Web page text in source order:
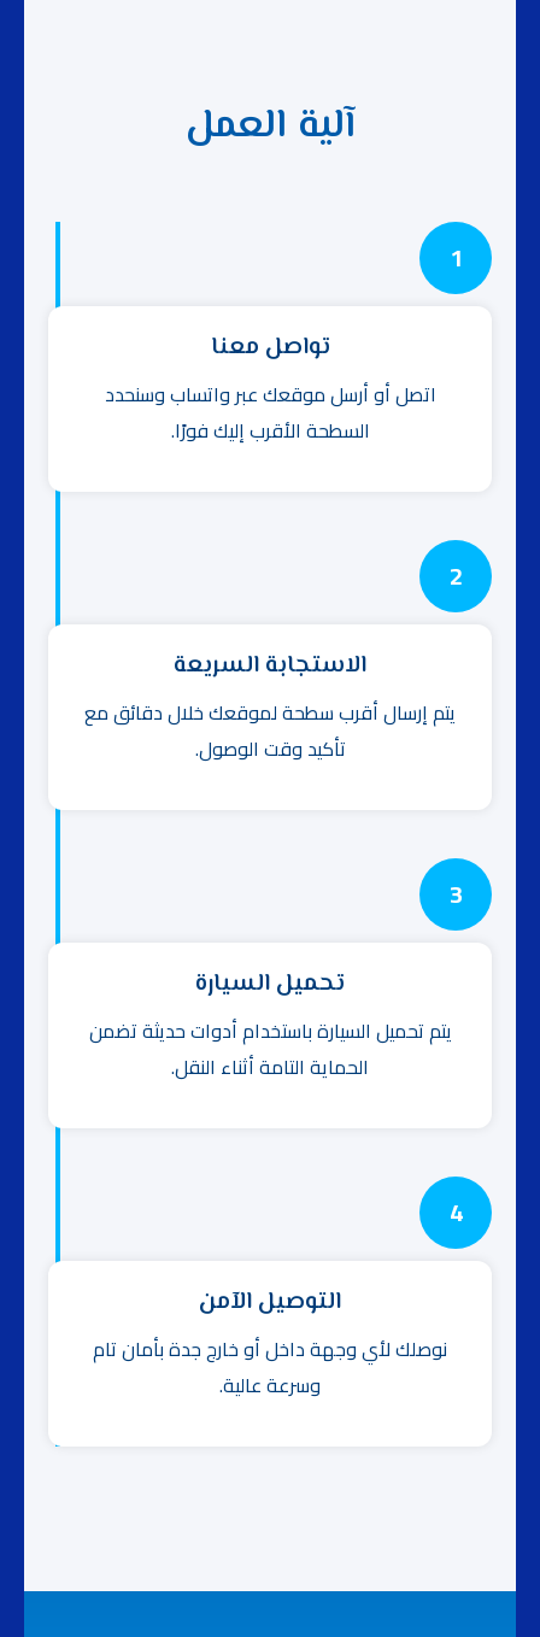
آلية العمل
1
تواصل معنا
اتصل أو أرسل موقعك عبر واتساب وسنحدد
السطحة الأقرب إليك فورًا.
2
الاستجابة السريعة
يتم إرسال أقرب سطحة لموقعك خلال دقائق مع
تأكيد وقت الوصول.
3
تحميل السيارة
يتم تحميل السيارة باستخدام أدوات حديثة تضمن
الحماية التامة أثناء النقل.
4
التوصيل الآمن
نوصلك لأي وجهة داخل أو خارج جدة بأمان تام
وسرعة عالية.